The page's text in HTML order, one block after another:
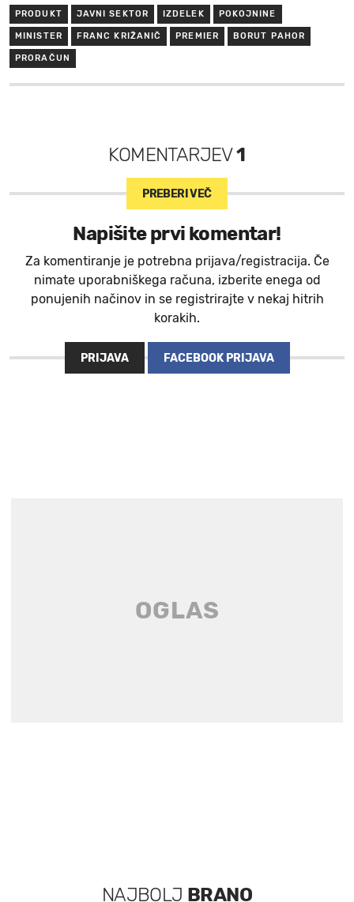
PRODUKT JAVNI SEKTOR IZDELEK POKOJNINE
MINISTER FRANC KRIŽANIČ PREMIER BORUT PAHOR
PRORAČUN
KOMENTARJEV1
PREBERI VEČ
Napišite prvi komentar!
Za komentiranje je potrebna prijava/registracija. Če
nimate uporabniškega računa, izberite enega od
ponujenih načinov in se registrirajte v nekaj hitrih
korakih.
PRIJAVA FACEBOOK PRIJAVA
NAJBOLJ BRANO